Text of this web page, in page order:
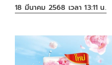
18 มีนาคม 2568 เวลา 13:11 น.